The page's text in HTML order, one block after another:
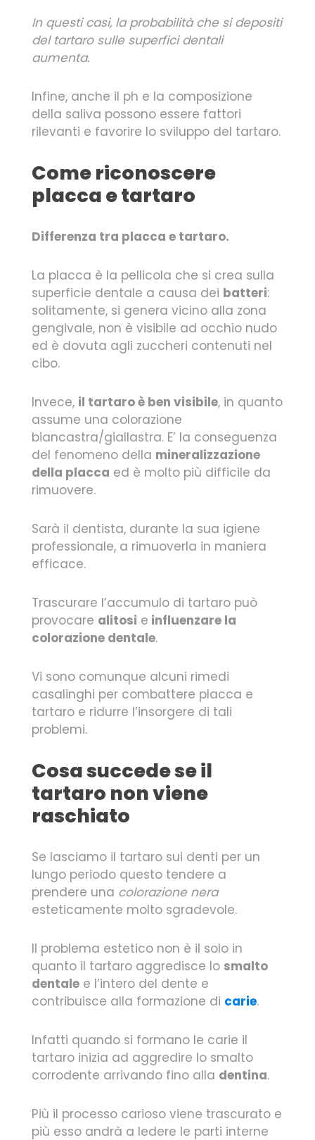
In questi casi, la probabilità che si depositi
del tartaro sulle superfici dentali
aumenta.
Infine, anche il ph e la composizione
della saliva possono essere fattori
rilevanti e favorire lo sviluppo del tartaro.
Come riconoscere
placca e tartaro
Differenza tra placca e tartaro.
La placca è la pellicola che si crea sulla
superficie dentale a causa dei batteri:
solitamente, si genera vicino alla zona
gengivale, non è visibile ad occhio nudo
ed è dovuta agli zuccheri contenuti nel
cibo.
Invece, il tartaro è ben visibile, in quanto
assume una colorazione
biancastra/giallastra. E’ la conseguenza
del fenomeno della mineralizzazione
della placca ed è molto più difficile da
rimuovere.
Sarà il dentista, durante la sua igiene
professionale, a rimuoverla in maniera
efficace.
Trascurare l’accumulo di tartaro può
provocare alitosi e influenzare la
colorazione dentale.
Vi sono comunque alcuni rimedi
casalinghi per combattere placca e
tartaro e ridurre l’insorgere di tali
problemi.
Cosa succede se il
tartaro non viene
raschiato
Se lasciamo il tartaro sui denti per un
lungo periodo questo tendere a
prendere una colorazione nera
esteticamente molto sgradevole.
Il problema estetico non è il solo in
quanto il tartaro aggredisce lo smalto
dentale e l’intero del dente e
contribuisce alla formazione di carie.
Infatti quando si formano le carie il
tartaro inizia ad aggredire lo smalto
corrodente arrivando fino alla dentina.
Più il processo carioso viene trascurato e
più esso andrà a ledere le parti interne